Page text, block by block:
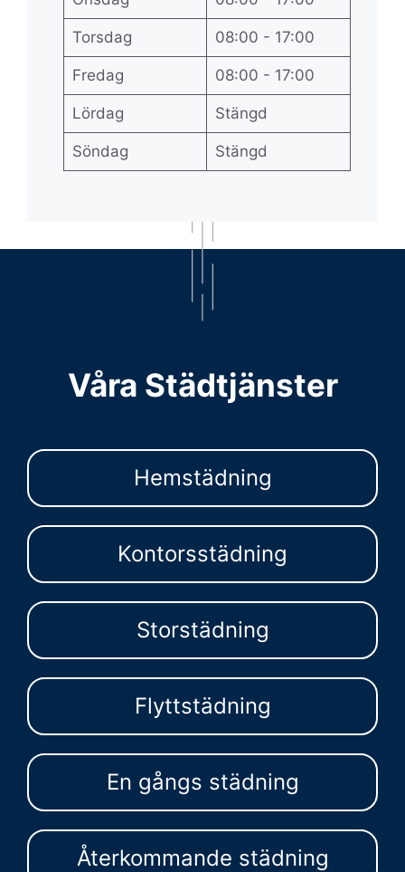
Torsdag 08:00 - 17:00
Fredag 08:00 - 17:00
Lördag Stängd
Söndag Stängd
Våra Städtjänster
Hemstädning
Kontorsstädning
Storstädning
Flyttstädning
En gångs städning
Återkommande städning